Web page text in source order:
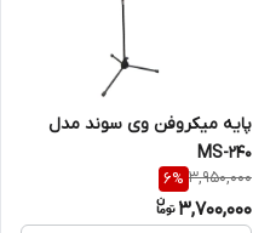
پایه میکروفن وی سوند مدل
MS-240
3,950,000
6%
3,700,000